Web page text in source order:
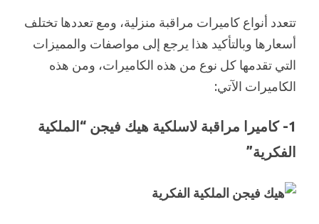
تتعدد أنواع كاميرات مراقبة منزلية، ومع تعددها تختلف
أسعارها وبالتأكيد هذا يرجع إلى مواصفات والمميزات
التي تقدمها كل نوع من هذه الكاميرات، ومن هذه
الكاميرات الآتي:
1- كاميرا مراقبة لاسلكية هيك فيجن “الملكية
الفكرية”